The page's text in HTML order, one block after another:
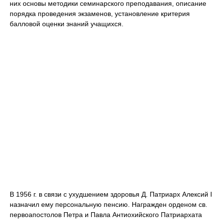
них основы методики семинарского преподавания, описание
порядка проведения экзаменов, установление критерия
балловой оценки знаний учащихся.
В 1956 г. в связи с ухудшением здоровья Д. Патриарх Алексий I
назначил ему персональную пенсию. Награжден орденом св.
первоапостолов Петра и Павла Антиохийского Патриархата